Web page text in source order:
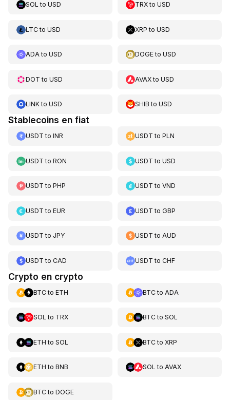
SOL to USD TRXtoUSD
LTCto USD XRP toUSD
ADAto USD DOGEtoUSD
DOT to USD AVAXtoUSD
LINKto USD SHIB toUSD
Stablecoins en fiat
USDT to INR USDT toPLN
USDT to RON USDT toUSD
USDT to PHP USDT toVND
USDT to EUR USDT toGBP
USDT to JPY USDT toAUD
USDT to CAD USDT toCHF
Crypto en crypto
BTCto ETH BTCto ADA
SOL to TRX BTCto SOL
ETH to SOL BTCto XRP
ETH to BNB SOL to AVAX
BTCto DOGE